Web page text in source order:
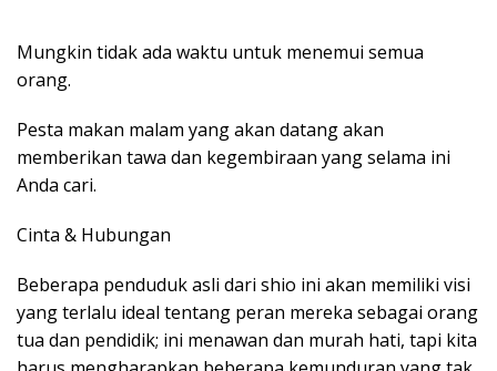
Mungkin tidak ada waktu untuk menemui semua
orang.
Pesta makan malam yang akan datang akan
memberikan tawa dan kegembiraan yang selama ini
Anda cari.
Cinta & Hubungan
Beberapa penduduk asli dari shio ini akan memiliki visi
yang terlalu ideal tentang peran mereka sebagai orang
tua dan pendidik; ini menawan dan murah hati, tapi kita